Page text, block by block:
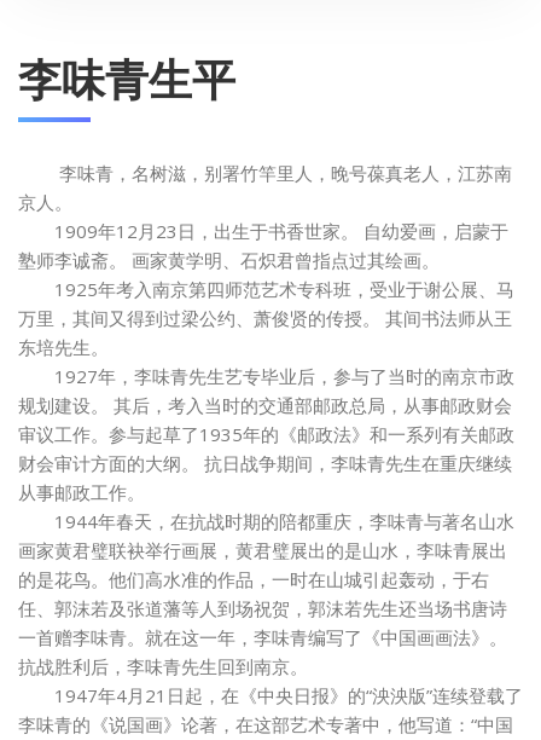
李味青生平
李味青，名树滋，别署竹竿里人，晚号葆真老人，江苏南
京人。
1909年12月23日，出生于书香世家。 自幼爱画，启蒙于
塾师李诚斋。 画家黄学明、石炽君曾指点过其绘画。
1925年考入南京第四师范艺术专科班，受业于谢公展、马
万里，其间又得到过梁公约、萧俊贤的传授。 其间书法师从王
东培先生。
1927年，李味青先生艺专毕业后，参与了当时的南京市政
规划建设。 其后，考入当时的交通部邮政总局，从事邮政财会
审议工作。参与起草了1935年的《邮政法》和一系列有关邮政
财会审计方面的大纲。 抗日战争期间，李味青先生在重庆继续
从事邮政工作。
1944年春天，在抗战时期的陪都重庆，李味青与著名山水
画家黄君璧联袂举行画展，黄君璧展出的是山水，李味青展出
的是花鸟。他们高水准的作品，一时在山城引起轰动，于右
任、郭沫若及张道藩等人到场祝贺，郭沫若先生还当场书唐诗
一首赠李味青。就在这一年，李味青编写了《中国画画法》。
抗战胜利后，李味青先生回到南京。
1947年4月21日起，在《中央日报》的“泱泱版”连续登载了
李味青的《说国画》论著，在这部艺术专著中，他写道：“中国